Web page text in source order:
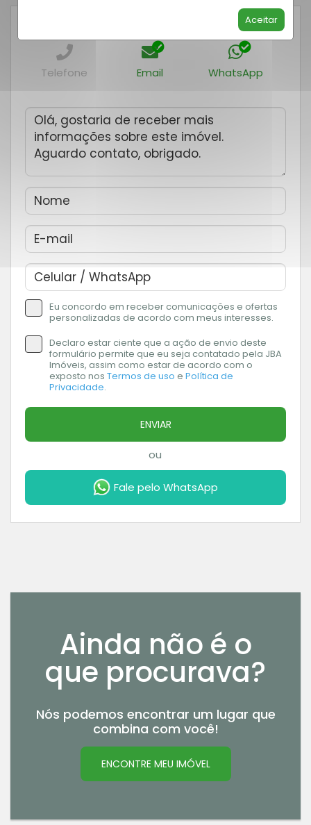
Aceitar
Telefone Email WhatsApp
Eu concordo em receber comunicações e ofertas
personalizadas de acordo com meus interesses.
Declaro estar ciente que a ação de envio deste
formulário permite que eu seja contatado pela JBA
Imóveis, assim como estar de acordo com o
exposto nos Termos de uso e Política de
Privacidade.
ENVIAR
ou
Fale pelo WhatsApp
Ainda não é o
que procurava?
Nós podemos encontrar um lugar que
combina com você!
ENCONTRE MEU IMÓVEL